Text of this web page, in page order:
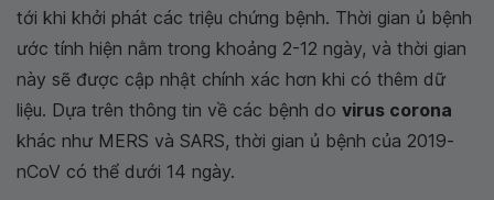
tới khi khởi phát các triệu chứng bệnh. Thời gian ủ bệnh
ước tính hiện nằm trong khoảng 2-12 ngày, và thời gian
này sẽ được cập nhật chính xác hơn khi có thêm dữ
liệu. Dựa trên thông tin về các bệnh do virus corona
khác như MERS và SARS, thời gian ủ bệnh của 2019-
nCoV có thể dưới 14 ngày.